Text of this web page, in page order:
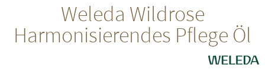
Weleda Wildrose
Harmonisierendes Pflege Öl